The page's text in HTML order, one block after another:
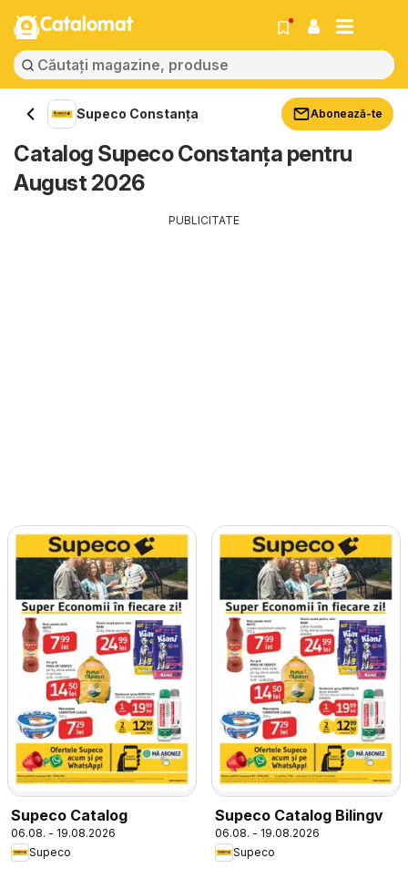
Catalomat
Supeco Constanța Abonează-te
Catalog Supeco Constanța pentru
August 2026
PUBLICITATE
Supeco Catalog
06.08. - 19.08.2026
Supeco
Supeco Catalog Bilingv
06.08. - 19.08.2026
Supeco